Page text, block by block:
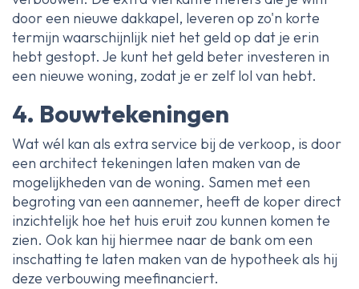
door een nieuwe dakkapel, leveren op zo'n korte
termijn waarschijnlijk niet het geld op dat je erin
hebt gestopt. Je kunt het geld beter investeren in
een nieuwe woning, zodat je er zelf lol van hebt.
4. Bouwtekeningen
Wat wél kan als extra service bij de verkoop, is door
een architect tekeningen laten maken van de
mogelijkheden van de woning. Samen met een
begroting van een aannemer, heeft de koper direct
inzichtelijk hoe het huis eruit zou kunnen komen te
zien. Ook kan hij hiermee naar de bank om een
inschatting te laten maken van de hypotheek als hij
deze verbouwing meefinanciert.